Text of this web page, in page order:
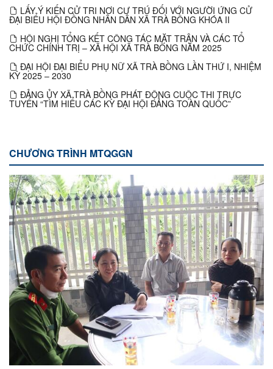
LẤY Ý KIẾN CỬ TRI NƠI CƯ TRÚ ĐỐI VỚI NGƯỜI ỨNG CỬ
ĐẠI BIỂU HỘI ĐỒNG NHÂN DÂN XÃ TRÀ BỒNG KHÓA II
HỘI NGHỊ TỔNG KẾT CÔNG TÁC MẶT TRẬN VÀ CÁC TỔ
CHỨC CHÍNH TRỊ – XÃ HỘI XÃ TRÀ BỒNG NĂM 2025
ĐẠI HỘI ĐẠI BIỂU PHỤ NỮ XÃ TRÀ BỒNG LẦN THỨ I, NHIỆM
KỲ 2025 – 2030
ĐẢNG ỦY XÃ TRÀ BỒNG PHÁT ĐỘNG CUỘC THI TRỰC
TUYẾN “TÌM HIỂU CÁC KỲ ĐẠI HỘI ĐẢNG TOÀN QUỐC”
CHƯƠNG TRÌNH MTQGGN